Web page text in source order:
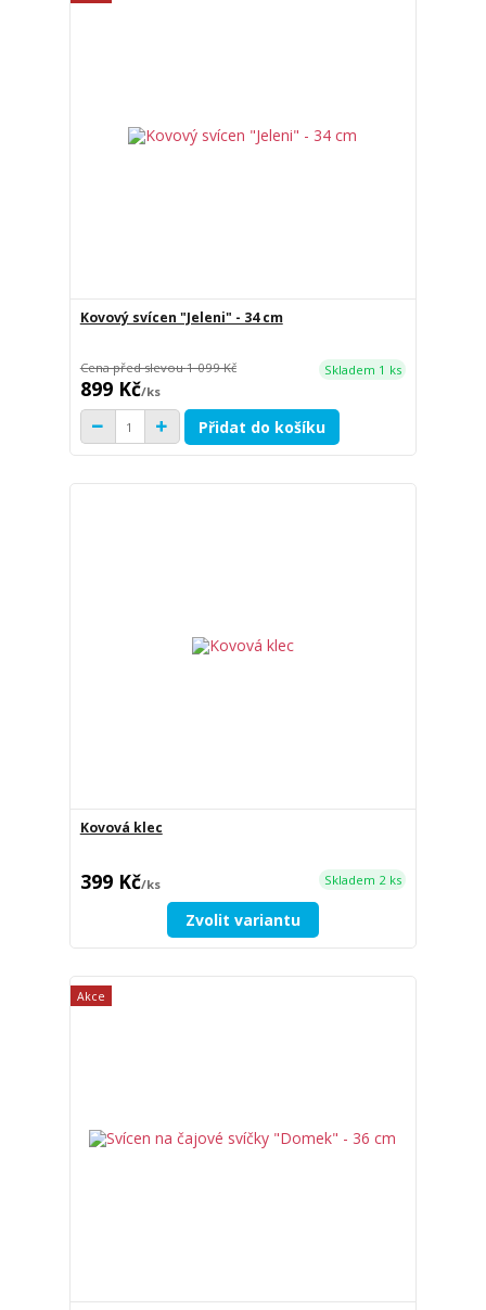
Kovový svícen "Jeleni" - 34 cm
Cena před slevou1 099 Kč
899 Kč/ks
Skladem 1 ks
Přidat do košíku
Kovová klec
399 Kč/ks Skladem 2 ks
Zvolit variantu
Akce